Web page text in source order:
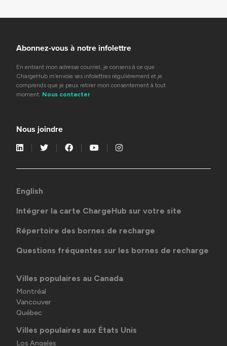
Abonnez-vous à notre infolettre
En entrant mon adresse courriel, je consens à ce que
ChargeHub m’envoie ses infolettres régulièrement et je
comprends que je peux retirer mon consentement à tout
moment. Nous contacter
Nous joindre
English
Intégrer la carte ChargeHub sur votre site
Répertoire des bornes de recharge
Questions fréquentes sur les bornes de recharge
Villes populaires au Canada
Montréal
Vancouver
Québec
Villes populaires aux États Unis
Los Angeles